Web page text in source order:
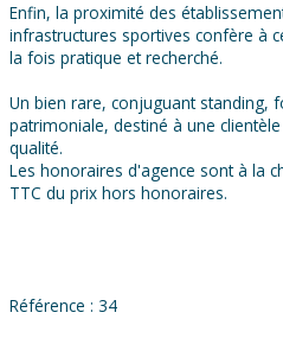
Enfin, la proximité des
infrastructures sportives confère à
la fois pratique et recherché.
Un bien rare, conjuguant standing,
patrimoniale, destiné à une
qualité.
Les honoraires d'agence sont à la
TTC du prix hors honoraires.
Référence : 34